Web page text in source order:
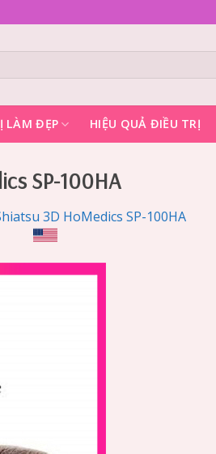
LÀM ĐẸP HIỆU QUẢ ĐIỀU TRỊ
SP-100HA
3D HoMedics SP-100HA